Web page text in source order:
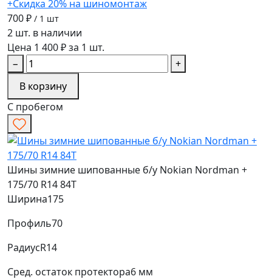
+Скидка 20% на шиномонтаж
700 ₽ / 1 шт
2 шт. в наличии
Цена 1 400 ₽ за 1 шт.
−
+
В корзину
С пробегом
Шины зимние шипованные б/у Nokian Nordman +
175/70 R14 84T
Ширина175
Профиль70
РадиусR14
Сред. остаток протектора6 мм